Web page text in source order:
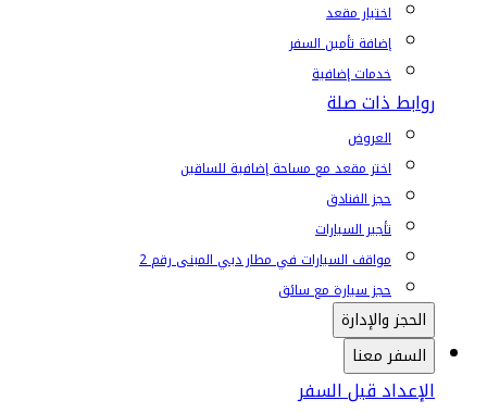
اختيار مقعد
إضافة تأمين السفر
خدمات إضافية
روابط ذات صلة
العروض
اختر مقعد مع مساحة إضافية للساقين
حجز الفنادق
تأجير السيارات
مواقف السيارات في مطار دبي المبنى رقم 2
حجز سيارة مع سائق
الحجز والإدارة
السفر معنا
الإعداد قبل السفر